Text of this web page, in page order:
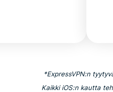
*ExpressVPN:n
Kaikki iOS:n kautta